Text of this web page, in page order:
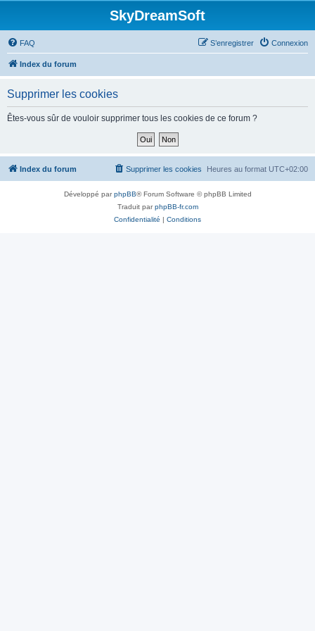
SkyDreamSoft
FAQ Connexion
S’enregistrer
Index du forum
Supprimer les cookies
Êtes-vous sûr de vouloir supprimer tous les cookies de ce forum ?
Index du forum Heures au format UTC+02:00
Supprimer les cookies
Développé parphpBB® Forum Software © phpBB Limited
Traduit parphpBB-fr.com
Confidentialité | Conditions